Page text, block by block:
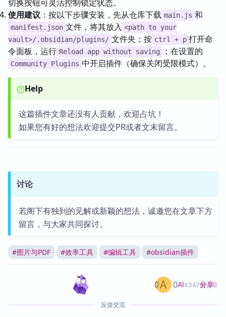
切换按钮可灵活控制锁定状态。
使用建议 ：按以下步骤安装，先从仓库下载 main.js 和
manifest.json 文件，将其放入 <path to your
vault>/.obsidian/plugins/ 文件夹；按 ctrl + p 打开命
令面板，运行 Reload app without saving ；在设置的
Community Plugins 中开启插件（确保关闭受限模式）。
Help
这篇插件文章还没有人贡献，欢迎占坑！
如果您有好的想法欢迎提交PR或者文末留言。
讨论
若阁下有独到的见解或新颖的想法，诚邀您在文章下方
留言，与大家共同探讨。
#图片与PDF #效率工具 #编辑工具 #obsidian插件
AI4347篇文章
0 0 分享
反馈交流